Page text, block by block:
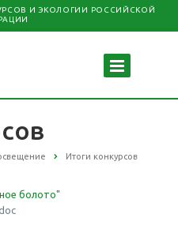
И ЭКОЛОГИИ РОССИЙСКОЙ
Итоги конкурсов
болото"